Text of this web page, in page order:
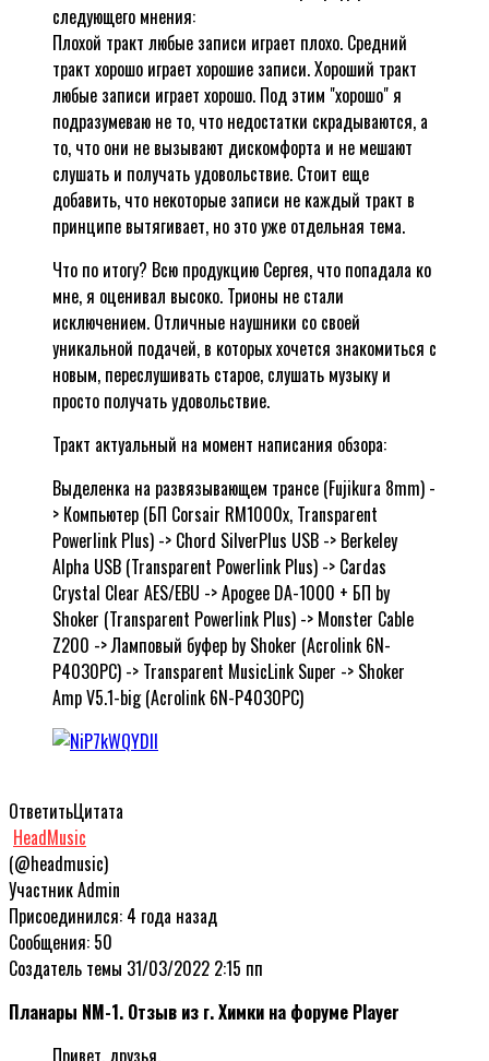
следующего мнения:
Плохой тракт любые записи играет плохо. Средний
тракт хорошо играет хорошие записи. Хороший тракт
любые записи играет хорошо. Под этим "хорошо" я
подразумеваю не то, что недостатки скрадываются, а
то, что они не вызывают дискомфорта и не мешают
слушать и получать удовольствие. Стоит еще
добавить, что некоторые записи не каждый тракт в
принципе вытягивает, но это уже отдельная тема.
Что по итогу? Всю продукцию Сергея, что попадала ко
мне, я оценивал высоко. Трионы не стали
исключением. Отличные наушники со своей
уникальной подачей, в которых хочется знакомиться с
новым, переслушивать старое, слушать музыку и
просто получать удовольствие.
Тракт актуальный на момент написания обзора:
Выделенка на развязывающем трансе (Fujikura 8mm) -
> Компьютер (БП Corsair RM1000x, Transparent
Powerlink Plus) -> Chord SilverPlus USB -> Berkeley
Alpha USB (Transparent Powerlink Plus) -> Cardas
Crystal Clear AES/EBU -> Apogee DA-1000 + БП by
Shoker (Transparent Powerlink Plus) -> Monster Cable
Z200 -> Ламповый буфер by Shoker (Acrolink 6N-
P4030PC) -> Transparent MusicLink Super -> Shoker
Amp V5.1-big (Acrolink 6N-P4030PC)
ОтветитьЦитата
HeadMusic
(@headmusic)
УчастникAdmin
Присоединился: 4 года назад
Сообщения: 50
Создатель темы 31/03/2022 2:15 пп
Планары NM-1. Отзыв из г. Химки на форуме Player
Привет, друзья.